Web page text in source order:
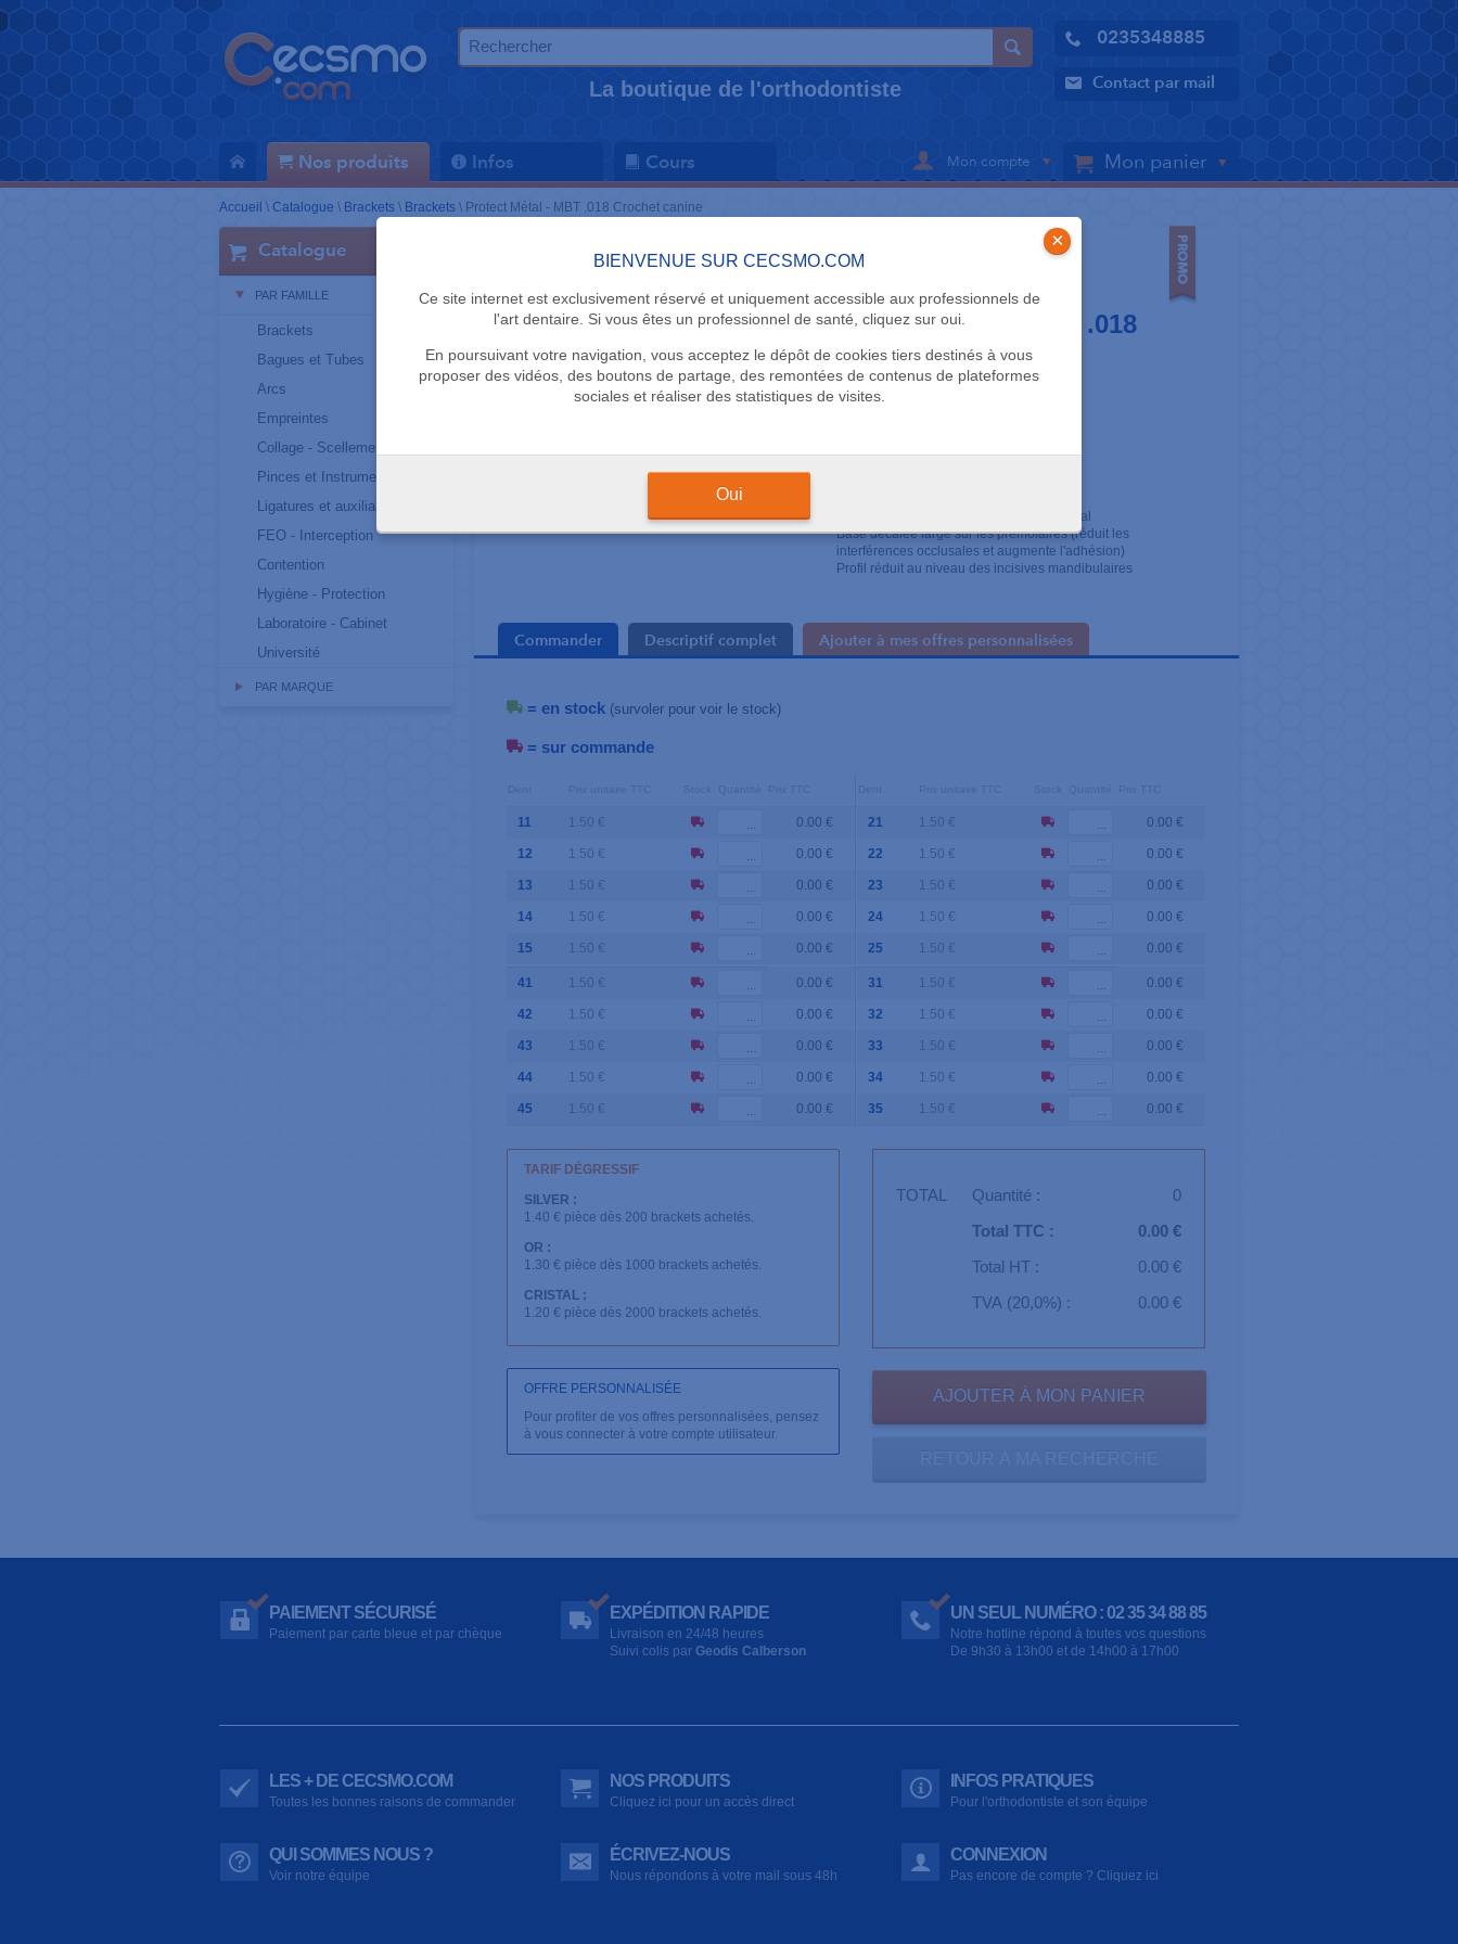
La boutique de l'orthodontiste
0235348885
Contact par mail
Nos produits Infos Cours Mon compte Mon panier
BIENVENUE SUR CECSMO.COM
Ce site internet est exclusivement réservé et uniquement accessible aux professionnels de
l'art dentaire. Si vous êtes un professionnel de santé, cliquez sur oui.
En poursuivant votre navigation, vous acceptez le dépôt de cookies tiers destinés à vous
proposer des vidéos, des boutons de partage, des remontées de contenus de plateformes
sociales et réaliser des statistiques de visites.
×
Oui
Accueil \ Catalogue \ Brackets \ Brackets \ Protect Métal - MBT .018 Crochet canine
Catalogue
PAR FAMILLE
Brackets
Bagues et Tubes
Arcs
Empreintes
Collage - Scellement
Pinces et Instruments
Ligatures et auxiliaires
FEO - Interception
Contention
Hygiène - Protection
Laboratoire - Cabinet
Université
PAR MARQUE
BRACKETS
Protect Métal - MBT .018
Crochet canine
PT Protect
Même design que les brackets Super Metal
Base décalée large sur les prémolaires (réduit les
interférences occlusales et augmente l'adhésion)
Profil réduit au niveau des incisives mandibulaires
Commander Descriptif complet Ajouter à mes offres personnalisées
= en stock (survoler pour voir le stock)
= sur commande
11 1.50 € 0.00 €
12 1.50 € 0.00 €
13 1.50 € 0.00 €
14 1.50 € 0.00 €
15 1.50 € 0.00 €
41 1.50 € 0.00 €
42 1.50 € 0.00 €
43 1.50 € 0.00 €
44 1.50 € 0.00 €
45 1.50 € 0.00 €
21 1.50 € 0.00 €
22 1.50 € 0.00 €
23 1.50 € 0.00 €
24 1.50 € 0.00 €
25 1.50 € 0.00 €
31 1.50 € 0.00 €
32 1.50 € 0.00 €
33 1.50 € 0.00 €
34 1.50 € 0.00 €
35 1.50 € 0.00 €
TARIF DÉGRESSIF
SILVER :
1.40 € pièce dès 200 brackets achetés.
OR :
1.30 € pièce dès 1000 brackets achetés.
CRISTAL :
1.20 € pièce dès 2000 brackets achetés.
OFFRE PERSONNALISÉE
Pour profiter de vos offres personnalisées, pensez
à vous connecter à votre compte utilisateur.
TOTAL Quantité :
0
Total TTC :
0.00 €
Total HT :
0.00 €
TVA (20,0%) :
0.00 €
PAIEMENT SÉCURISÉ
Paiement par carte bleue et par chèque
EXPÉDITION RAPIDE
Livraison en 24/48 heures
Suivi colis par Geodis Calberson
UN SEUL NUMÉRO : 02 35 34 88 85
Notre hotline répond à toutes vos questions
De 9h30 à 13h00 et de 14h00 à 17h00
LES + DE CECSMO.COM
Toutes les bonnes raisons de commander
NOS PRODUITS
Cliquez ici pour un accès direct
INFOS PRATIQUES
Pour l'orthodontiste et son équipe
QUI SOMMES NOUS ?
Voir notre équipe
ÉCRIVEZ-NOUS
Nous répondons à votre mail sous 48h
CONNEXION
Pas encore de compte ? Cliquez ici